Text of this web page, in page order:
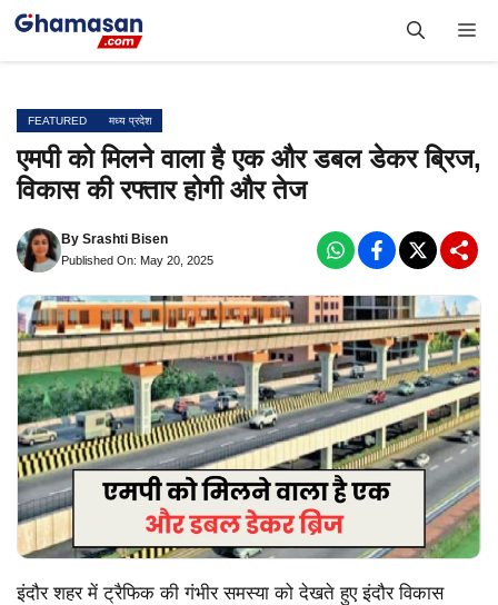
Skip
FEATURED मध्य प्रदेश
एमपी को मिलने वाला है एक और डबल डेकर ब्रिज,
विकास की रफ्तार होगी और तेज
By Srashti Bisen
Published On: May 20, 2025
इंदौर शहर में ट्रैफिक की गंभीर समस्या को देखते हुए इंदौर विकास